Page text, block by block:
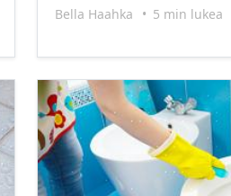
Bella Haahka • 5 min lukea